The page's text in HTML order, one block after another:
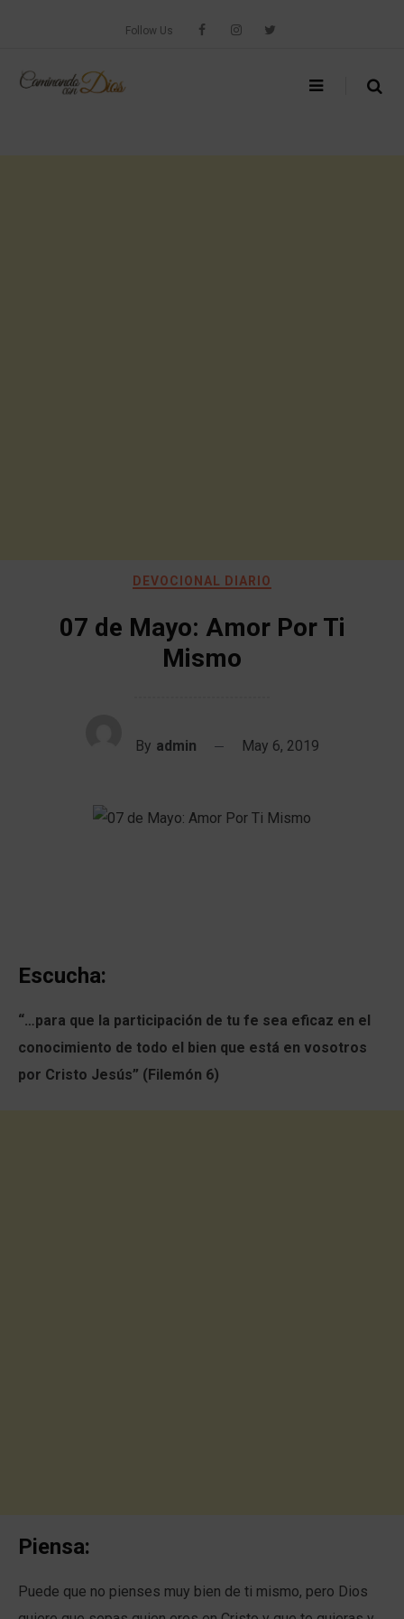
Follow Us
DEVOCIONAL DIARIO
07 de Mayo: Amor Por Ti
Mismo
By admin May 6, 2019
Escucha:
“…para que la participación de tu fe sea eficaz en el
conocimiento de todo el bien que está en vosotros
por Cristo Jesús” (Filemón 6)
Piensa:
Puede que no pienses muy bien de ti mismo, pero Dios